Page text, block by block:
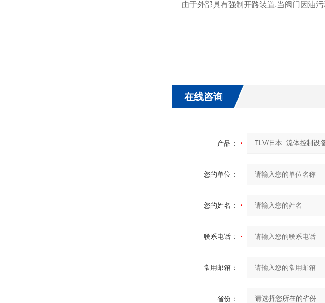
由于外部具有强制开路装置,当阀门因油
在线咨询
产品：
您的单位：
您的姓名：
联系电话：
常用邮箱：
省份：